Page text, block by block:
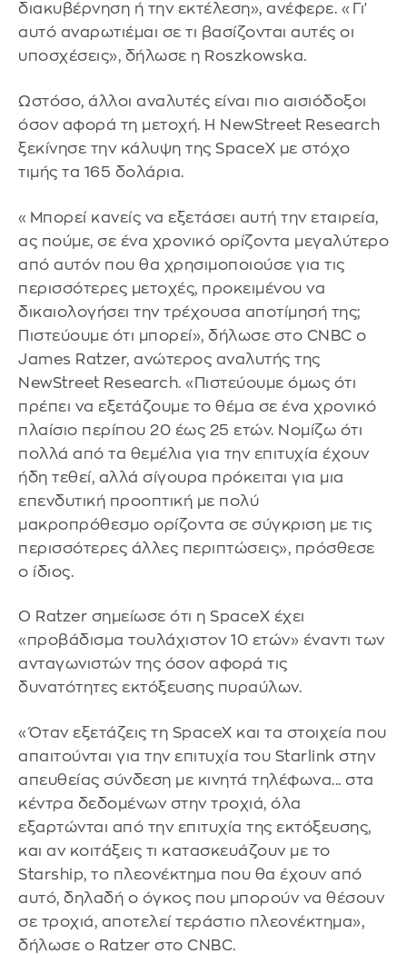
διακυβέρνηση ή την εκτέλεση», ανέφερε. «Γι'
αυτό αναρωτιέμαι σε τι βασίζονται αυτές οι
υποσχέσεις», δήλωσε η Roszkowska.
Ωστόσο, άλλοι αναλυτές είναι πιο αισιόδοξοι
όσον αφορά τη μετοχή. Η NewStreet Research
ξεκίνησε την κάλυψη της SpaceX με στόχο
τιμής τα 165 δολάρια.
«Μπορεί κανείς να εξετάσει αυτή την εταιρεία,
ας πούμε, σε ένα χρονικό ορίζοντα μεγαλύτερο
από αυτόν που θα χρησιμοποιούσε για τις
περισσότερες μετοχές, προκειμένου να
δικαιολογήσει την τρέχουσα αποτίμησή της;
Πιστεύουμε ότι μπορεί», δήλωσε στο CNBC ο
James Ratzer, ανώτερος αναλυτής της
NewStreet Research. «Πιστεύουμε όμως ότι
πρέπει να εξετάζουμε το θέμα σε ένα χρονικό
πλαίσιο περίπου 20 έως 25 ετών. Νομίζω ότι
πολλά από τα θεμέλια για την επιτυχία έχουν
ήδη τεθεί, αλλά σίγουρα πρόκειται για μια
επενδυτική προοπτική με πολύ
μακροπρόθεσμο ορίζοντα σε σύγκριση με τις
περισσότερες άλλες περιπτώσεις», πρόσθεσε
ο ίδιος.
Ο Ratzer σημείωσε ότι η SpaceX έχει
«προβάδισμα τουλάχιστον 10 ετών» έναντι των
ανταγωνιστών της όσον αφορά τις
δυνατότητες εκτόξευσης πυραύλων.
«Όταν εξετάζεις τη SpaceX και τα στοιχεία που
απαιτούνται για την επιτυχία του Starlink στην
απευθείας σύνδεση με κινητά τηλέφωνα... στα
κέντρα δεδομένων στην τροχιά, όλα
εξαρτώνται από την επιτυχία της εκτόξευσης,
και αν κοιτάξεις τι κατασκευάζουν με το
Starship, το πλεονέκτημα που θα έχουν από
αυτό, δηλαδή ο όγκος που μπορούν να θέσουν
σε τροχιά, αποτελεί τεράστιο πλεονέκτημα»,
δήλωσε ο Ratzer στο CNBC.